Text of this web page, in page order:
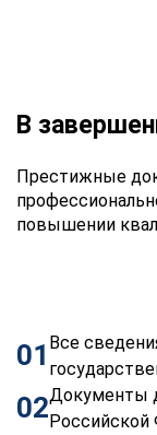
В
Престижные
повышении
01 Все
02Документы
Российской